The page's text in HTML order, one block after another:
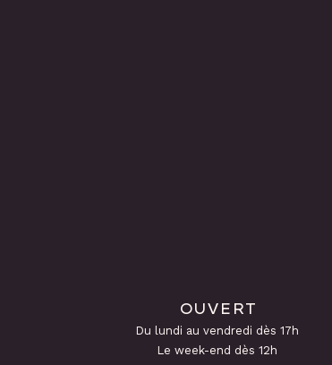
OUVERT
Du lundi au vendredi dès 17h
Le week-end dès 12h